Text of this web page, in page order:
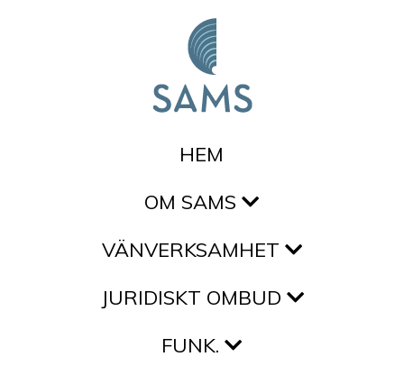
HEM
OM SAMS
VÄNVERKSAMHET
JURIDISKT OMBUD
FUNK.